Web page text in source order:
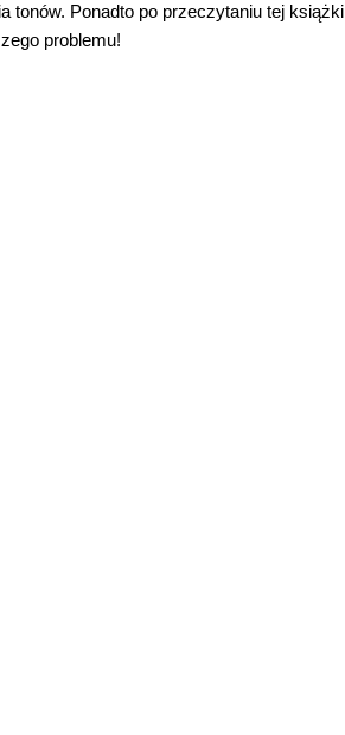
tonów. Ponadto po przeczytaniu tej książki
problemu!